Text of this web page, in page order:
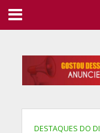
DESTAQUES DO